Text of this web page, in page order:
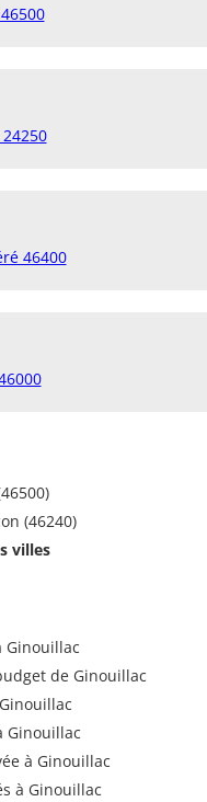
46400
(46240)
villes
Ginouillac
de Ginouillac
Ginouillac
à Ginouillac
à Ginouillac